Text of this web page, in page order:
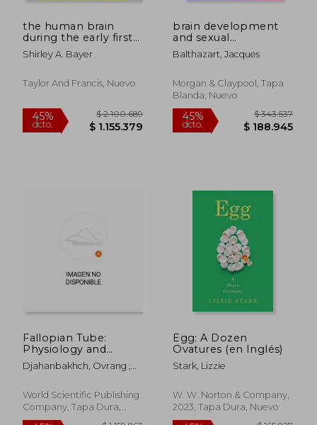
45% $ 252.834 45%
the human brain
during the early first
trimester
Shirley A. Bayer
Taylor And Francis, Nuevo
brain development
and sexual
orientation
Balthazart, Jacques
Morgan & Claypool, Tapa
Blanda, Nuevo
Fallopian Tube:
Physiology and
Clinical Aspects (en
Inglés)
Djahanbakhch, Ovrang ;
World Scientific Publishing
Company, Tapa Dura,
Nuevo
Egg: A Dozen
Ovatures (en Inglés)
Stark, Lizzie
W. W. Norton & Company,
2023, Tapa Dura, Nuevo